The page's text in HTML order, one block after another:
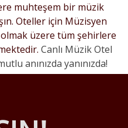
muhteşem bir müzik
Oteller için Müzisyen
üzere tüm şehirlere
Canlı Müzik Otel
anınızda yanınızda!